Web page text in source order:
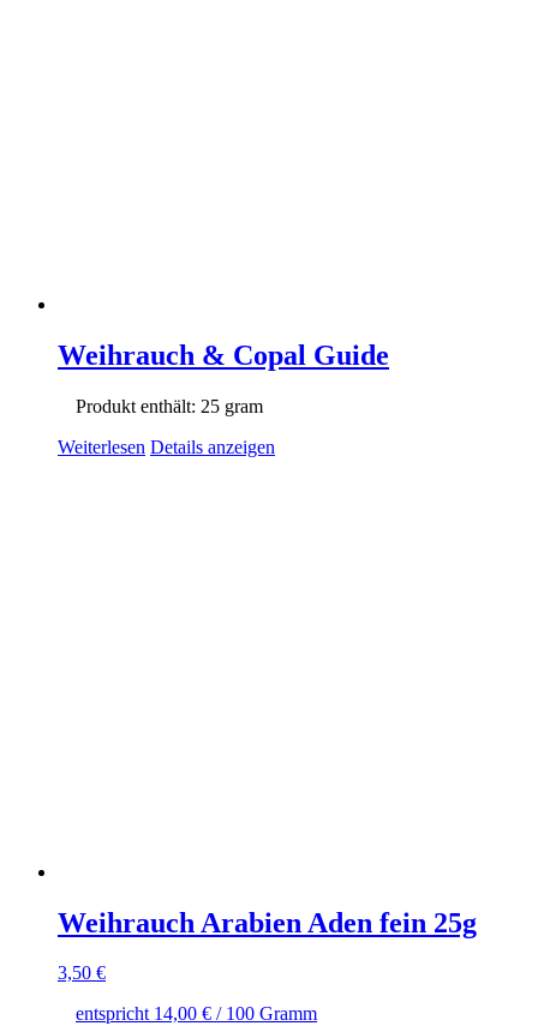
Weihrauch & Copal Guide
Produkt enthält: 25 gram
Weiterlesen Details anzeigen
Weihrauch Arabien Aden fein 25g
3,50 €
entspricht 14,00 € / 100 Gramm